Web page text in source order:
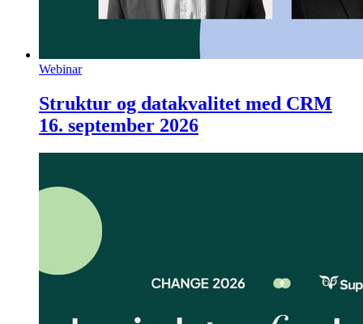
Webinar
Struktur og datakvalitet med CRM
16. september 2026